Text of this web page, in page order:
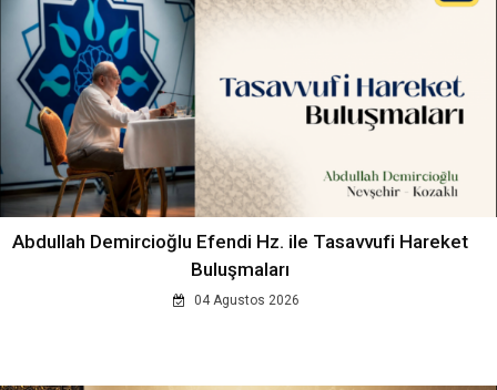
Abdullah Demircioğlu Efendi Hz. ile Tasavvufi Hareket
Buluşmaları
04 Agustos 2026